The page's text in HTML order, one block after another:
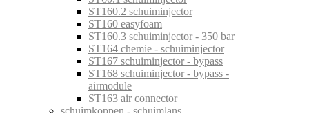
ST160.2 schuiminjector
ST160 easyfoam
ST160.3 schuiminjector - 350 bar
ST164 chemie - schuiminjector
ST167 schuiminjector - bypass
ST168 schuiminjector - bypass -
airmodule
ST163 air connector
schuimkoppen - schuimlans